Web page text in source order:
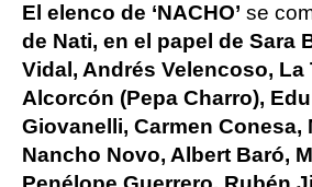
El elenco de ‘NACHO’ se
de Nati, en el papel de Sara
Vidal, Andrés Velencoso, La
Alcorcón (Pepa Charro),
Giovanelli, Carmen Conesa,
Nancho Novo, Albert Baró,